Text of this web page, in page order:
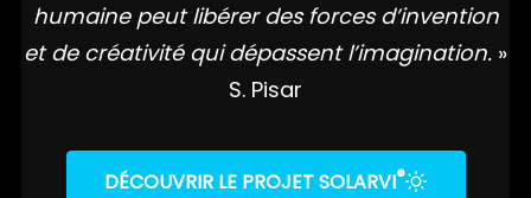
humaine peut libérer des forces d’invention
et de créativité qui dépassent l’imagination. »
S. Pisar
DÉCOUVRIR LE PROJET SOLARVI®